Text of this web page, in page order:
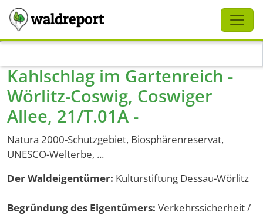
waldreport
Kahlschlag im Gartenreich -
Wörlitz-Coswig, Coswiger
Allee, 21/T.01A -
Natura 2000-Schutzgebiet, Biosphärenreservat,
UNESCO-Welterbe, ...
Der Waldeigentümer: Kulturstiftung Dessau-Wörlitz
Begründung des Eigentümers: Verkehrssicherheit /
Schliessen